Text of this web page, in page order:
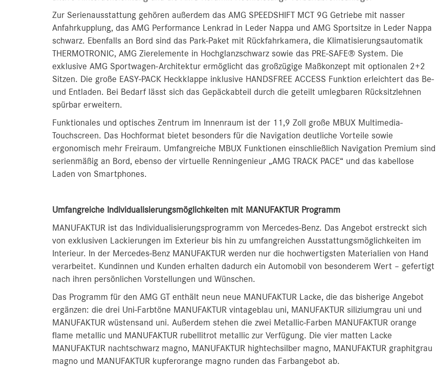
Zur Serienausstattung gehören außerdem das AMG SPEEDSHIFT MCT 9G Getriebe mit nasser
Anfahrkupplung, das AMG Performance Lenkrad in Leder Nappa und AMG Sportsitze in Leder Nappa
schwarz. Ebenfalls an Bord sind das Park-Paket mit Rückfahrkamera, die Klimatisierungsautomatik
THERMOTRONIC, AMG Zierelemente in Hochglanzschwarz sowie das PRE-SAFE® System. Die
exklusive AMG Sportwagen-Architektur ermöglicht das großzügige Maßkonzept mit optionalen 2+2
Sitzen. Die große EASY-PACK Heckklappe inklusive HANDSFREE ACCESS Funktion erleichtert das Be-
und Entladen. Bei Bedarf lässt sich das Gepäckabteil durch die geteilt umlegbaren Rücksitzlehnen
spürbar erweitern.
Funktionales und optisches Zentrum im Innenraum ist der 11,9 Zoll große MBUX Multimedia-
Touchscreen. Das Hochformat bietet besonders für die Navigation deutliche Vorteile sowie
ergonomisch mehr Freiraum. Umfangreiche MBUX Funktionen einschließlich Navigation Premium sind
serienmäßig an Bord, ebenso der virtuelle Renningenieur „AMG TRACK PACE“ und das kabellose
Laden von Smartphones.
Umfangreiche Individualisierungsmöglichkeiten mit MANUFAKTUR Programm
MANUFAKTUR ist das Individualisierungsprogramm von Mercedes-Benz. Das Angebot erstreckt sich
von exklusiven Lackierungen im Exterieur bis hin zu umfangreichen Ausstattungsmöglichkeiten im
Interieur. In der Mercedes-Benz MANUFAKTUR werden nur die hochwertigsten Materialien von Hand
verarbeitet. Kundinnen und Kunden erhalten dadurch ein Automobil von besonderem Wert – gefertigt
nach ihren persönlichen Vorstellungen und Wünschen.
Das Programm für den AMG GT enthält neun neue MANUFAKTUR Lacke, die das bisherige Angebot
ergänzen: die drei Uni-Farbtöne MANUFAKTUR vintageblau uni, MANUFAKTUR siliziumgrau uni und
MANUFAKTUR wüstensand uni. Außerdem stehen die zwei Metallic-Farben MANUFAKTUR orange
flame metallic und MANUFAKTUR rubellitrot metallic zur Verfügung. Die vier matten Lacke
MANUFAKTUR nachtschwarz magno, MANUFAKTUR hightechsilber magno, MANUFAKTUR graphitgrau
magno und MANUFAKTUR kupferorange magno runden das Farbangebot ab.